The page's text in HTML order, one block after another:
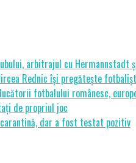
arbitrajul cu Hermannstadt
Rednic își pregătește
fotbalului românesc,
de propriul joc
dar a fost testat pozitiv